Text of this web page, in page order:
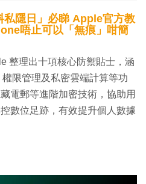
私隱日」必睇 Apple官方教
唔止可以「無痕」咁簡
整理出十項核心防禦貼士，涵
限管理及私密雲端計算等功
電郵等進階加密技術，協助用
數位足跡，有效提升個人數據